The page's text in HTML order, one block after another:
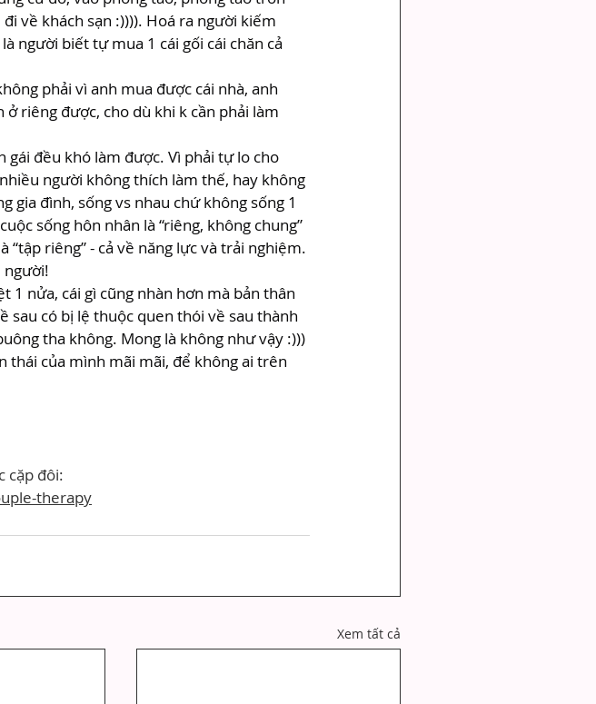
về khách sạn :)))). Hoá ra người kiếm
người biết tự mua 1 cái gối cái chăn cả
phải vì anh mua được cái nhà, anh
riêng được, cho dù khi k cần phải làm
gái đều khó làm được. Vì phải tự lo cho
người không thích làm thế, hay không
gia đình, sống vs nhau chứ không sống 1
sống hôn nhân là “riêng, không chung”
riêng” - cả về năng lực và trải nghiệm.
người!
1 nửa, cái gì cũng nhàn hơn mà bản thân
sau có bị lệ thuộc quen thói về sau thành
tha không. Mong là không như vậy :)))
thái của mình mãi mãi, để không ai trên
cặp đôi:
therapy
Xem tất cả